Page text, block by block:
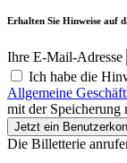
Erhalten Sie Hinweise auf
Ihre E-Mail-Adresse
Ich habe die
Allgemeine
mit der Speicherung
Jetzt ein
Die Billetterie